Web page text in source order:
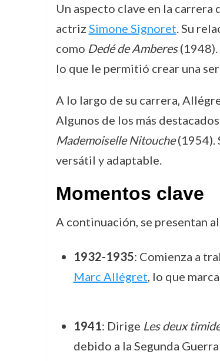
Un aspecto clave en la
actriz Simone Signoret . Su
como Dedé de Amberes(1948).
lo que le permitió crear una
A lo largo de su carrera,
Algunos de los más
Mademoiselle Nitouche(1954).
versátil y adaptable.
Momentos clave
A continuación, se presentan
1932-1935: Comienza a
Marc Allégret , lo que
1941: Dirige Les deux
debido a la Segunda